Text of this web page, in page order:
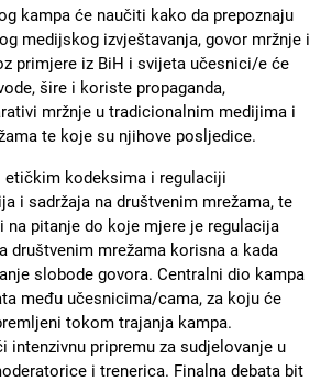
kampa će naučiti kako da prepoznaju
medijskog izvještavanja, govor mržnje i
primjere iz BiH i svijeta učesnici/e će
šire i koriste propaganda,
mržnje u tradicionalnim medijima i
te koje su njihove posljedice.
etičkim kodeksima i regulaciji
i sadržaja na društvenim mrežama, te
na pitanje do koje mjere je regulacija
društvenim mrežama korisna a kada
slobode govora. Centralni dio kampa
među učesnicima/cama, za koju će
tokom trajanja kampa.
intenzivnu pripremu za sudjelovanje u
i trenerica. Finalna debata bit